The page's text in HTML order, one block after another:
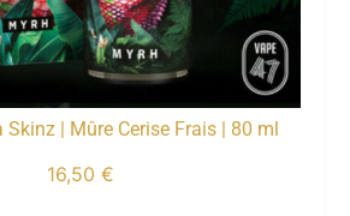
Skinz | Mûre Cerise Frais | 80 ml
16,50 €